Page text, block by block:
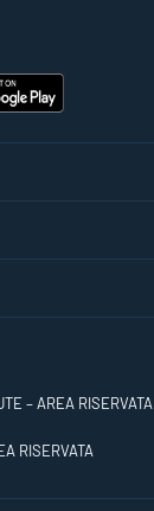
– AREA RISERVATA
RISERVATA